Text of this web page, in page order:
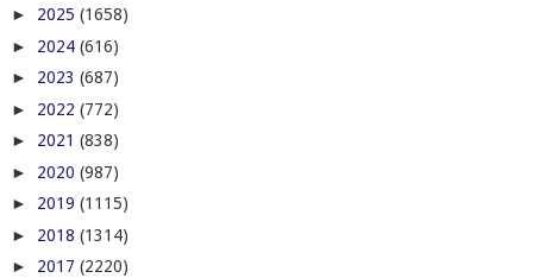
► 2025 (1658)
► 2024 (616)
► 2023 (687)
► 2022 (772)
► 2021 (838)
► 2020 (987)
► 2019 (1115)
► 2018 (1314)
► 2017 (2220)